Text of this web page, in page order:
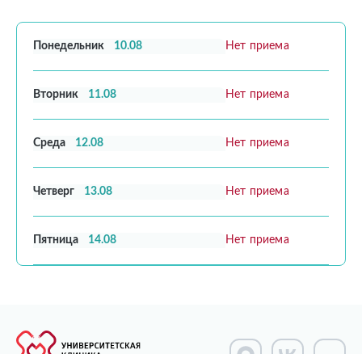
Понедельник 10.08 Нет приема
Вторник 11.08 Нет приема
Среда 12.08 Нет приема
Четверг 13.08 Нет приема
Пятница 14.08 Нет приема